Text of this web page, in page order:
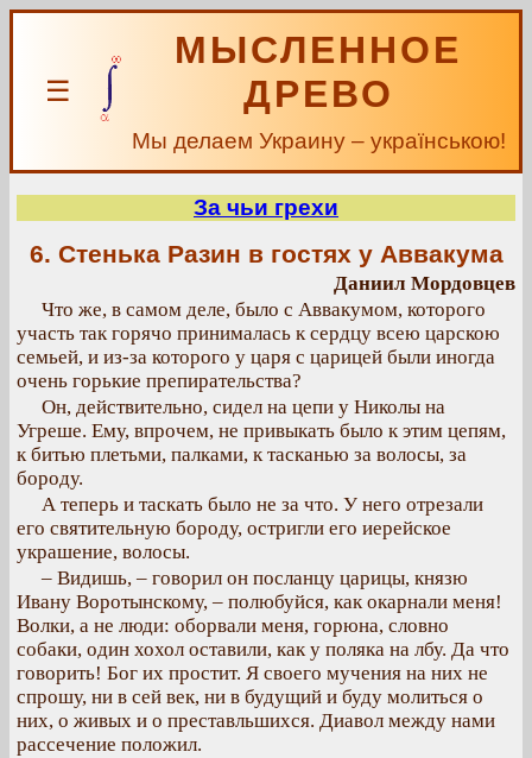
☰
МЫСЛЕННОЕ
ДРЕВО
Мы делаем Украину – українською!
За чьи грехи
6. Стенька Разин в гостях у Аввакума
Даниил Мордовцев
Что же, в самом деле, было с Аввакумом, которого
участь так горячо принималась к сердцу всею царскою
семьей, и из-за которого у царя с царицей были иногда
очень горькие препирательства?
Он, действительно, сидел на цепи у Николы на
Угреше. Ему, впрочем, не привыкать было к этим цепям,
к битью плетьми, палками, к тасканью за волосы, за
бороду.
А теперь и таскать было не за что. У него отрезали
его святительную бороду, остригли его иерейское
украшение, волосы.
– Видишь, – говорил он посланцу царицы, князю
Ивану Воротынскому, – полюбуйся, как окарнали меня!
Волки, а не люди: оборвали меня, горюна, словно
собаки, один хохол оставили, как у поляка на лбу. Да что
говорить! Бог их простит. Я своего мучения на них не
спрошу, ни в сей век, ни в будущий и буду молиться о
них, о живых и о преставльшихся. Диавол между нами
рассечение положил.